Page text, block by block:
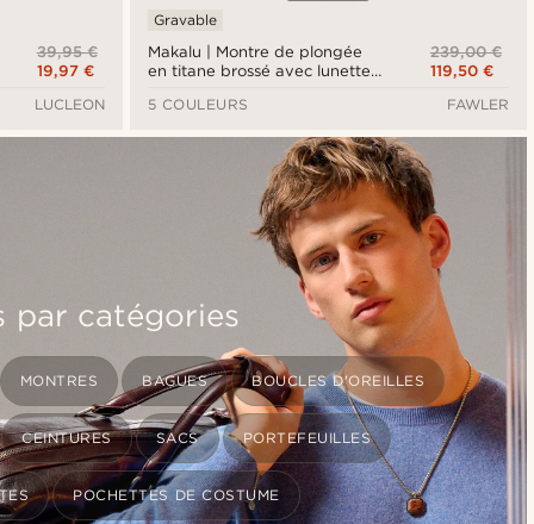
39,95 €
19,97 €
LUCLEON
Makalu | Montre de plongée
en titane brossé avec lunette
Gravable
239,00 €
119,50 €
5 COULEURS
FAWLER
par catégories
MONTRES BAGUES BOUCLES D'OREILLES
CEINTURES SACS PORTEFEUILLES
POCHETTES DE COSTUME